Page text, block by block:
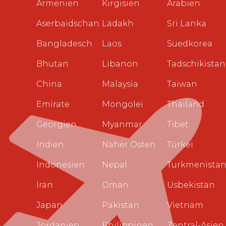
Armenien
Aserbaidschan
Bangladesch
Bhutan
China
Emirate
Georgien
Indien
Indonesien
Iran
Japan
Kirgisien
Ladakh
Laos
Libanon
Malaysia
Mongolei
Myanmar
Naher Osten
Nepal
Oman
Pakistan
Arabien
Sri Lanka
Suedkorea
Tadschikistan
Taiwan
Thailand
Tibet
Türkei
Usbekistan
Vietnam